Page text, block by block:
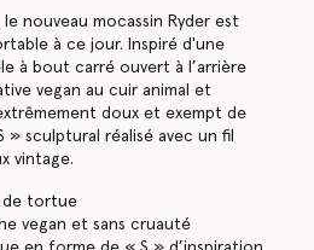
nouveau mocassin Ryder est
à ce jour. Inspiré d'une
à bout carré ouvert à l’arrière
vegan au cuir animal et
doux et exempt de
sculptural réalisé avec un fil
vintage.
de tortue
vegan et sans cruauté